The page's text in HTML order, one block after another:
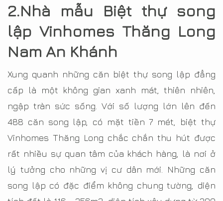
2.Nhà mẫu Biệt thự song
lập Vinhomes Thăng Long
Nam An Khánh
Xung quanh những căn biệt thự song lập đẳng
cấp là một không gian xanh mát, thiên nhiên,
ngập tràn sức sống. Với số lượng lớn lên đến
488 căn song lập, có mặt tiền 7 mét, biệt thự
Vinhomes Thăng Long chắc chắn thu hút được
rất nhiều sự quan tâm của khách hàng, là nơi ở
lý tưởng cho những vị cư dân mới. Những căn
song lập có đặc điểm không chung tường, diện